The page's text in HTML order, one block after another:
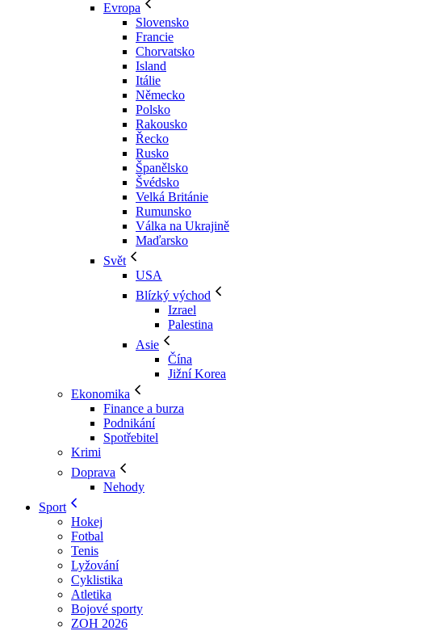
Evropa
Slovensko
Francie
Chorvatsko
Island
Itálie
Německo
Polsko
Rakousko
Řecko
Rusko
Španělsko
Švédsko
Velká Británie
Rumunsko
Válka na Ukrajině
Maďarsko
Svět
USA
Blízký východ
Izrael
Palestina
Asie
Čína
Jižní Korea
Ekonomika
Finance a burza
Podnikání
Spotřebitel
Krimi
Doprava
Nehody
Sport
Hokej
Fotbal
Tenis
Lyžování
Cyklistika
Atletika
Bojové sporty
ZOH 2026